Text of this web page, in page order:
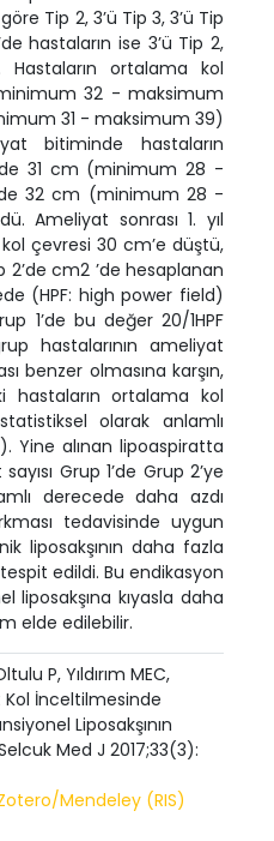
Tip 2, 3’ü Tip 3, 3’ü Tip
hastaların ise 3’ü Tip 2,
ortalama kol
32 - maksimum
31 - maksimum 39)
bitiminde hastaların
31 cm (minimum 28 -
32 cm (minimum 28 -
Ameliyat sonrası 1. yıl
çevresi 30 cm’e düştü,
2’de cm2 ’de hesaplanan
(HPF: high power field)
1’de bu değer 20/1HPF
hastalarının ameliyat
benzer olmasına karşın,
hastaların ortalama kol
olarak anlamlı
Yine alınan lipoaspiratta
Grup 1’de Grup 2’ye
derecede daha azdı
tedavisinde uygun
liposakşının daha fazla
edildi. Bu endikasyon
liposakşına kıyasla daha
elde edilebilir.
P, Yıldırım MEC,
Kol İnceltilmesinde
Liposakşının
Med J 2017;33(3):
Mendeley (RIS)